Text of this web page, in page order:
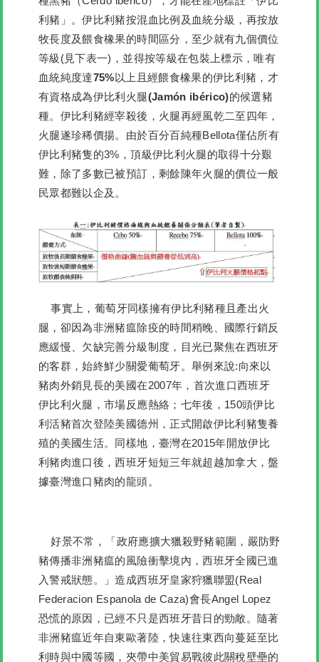
利豬」。伊比利豬按混血比例及血統分級，再按放
牧長度及餵食橡果的時間區分，至少就有九個價位
等級(見下表一)，並得按等級在包裝上標示，唯有
血統純度達75%以上且經餵食橡果的伊比利豬，才
有資格成為伊比利火腿(Jamón ibérico)的候選豬
種。伊比利豬經宰殺後，火腿再經風乾二至四年，
火腿遂珍稀價揚。 由於百分百純種Bellota僅佔所有
伊比利豬隻的3%，頂級伊比利火腿的取得十分艱
難，除了多數已被預訂，剩餘陳年火腿的價位一般
民眾都難以企及。
事實上，葡萄牙同樣擁有伊比利豬種且產出火
腿，卻因為非洲豬瘟除疫的時間稍晚、國際行銷反
應緩慢、欠缺完善分級制度，目光已聚焦在西班牙
的客群，始終鮮少關愛葡萄牙。舉例來說:向來以
豬肉外銷見長的美國在2007年，首次進口西班牙
伊比利火腿，市場反應熱絡；七年後，150頭伊比
利活豬首次登陸美國德州，正式開啟伊比利豬隻養
殖的美國生活。同樣地，臺灣在2015年開放伊比
利豬肉進口後，西班牙短短三年就超越加拿大，盤
據臺灣進口豬肉的龍頭。
好景不常，「政府應擴大獵殺野豬範圍，嚴防野
豬傳播非洲豬瘟的風險衝擊境內，西班牙全國已進
入警戒狀態。」造成西班牙皇家狩獵聯盟(Real
Federacion Espanola de Caza)會長Angel Lopez
恐慌的原因，已經不只是西班牙昔日的勁敵。隨著
非洲豬瘟近年自東歐著陸，快速往東西向蔓延至比
利時與中國等國，夾帶中美貿易戰彼此關稅壁壘的